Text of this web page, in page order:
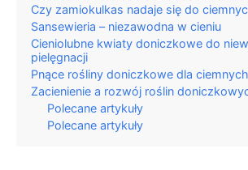
Czy zamiokulkas nadaje się do
Sansewieria – niezawodna w cieniu
Cieniolubne kwiaty doniczkowe do
pielęgnacji
Pnące rośliny doniczkowe dla
Zacienienie a rozwój roślin
Polecane artykuły
Polecane artykuły